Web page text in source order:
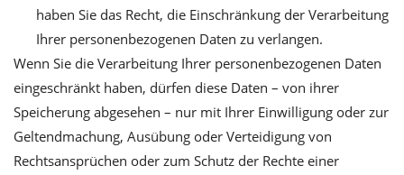
haben Sie das Recht, die Einschränkung der Verarbeitung
Ihrer personenbezogenen Daten zu verlangen.
Wenn Sie die Verarbeitung Ihrer personenbezogenen Daten
eingeschränkt haben, dürfen diese Daten – von ihrer
Speicherung abgesehen – nur mit Ihrer Einwilligung oder zur
Geltendmachung, Ausübung oder Verteidigung von
Rechtsansprüchen oder zum Schutz der Rechte einer